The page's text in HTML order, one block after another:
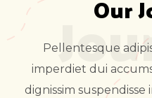
Our
Pellentesque
imperdiet dui
dignissim